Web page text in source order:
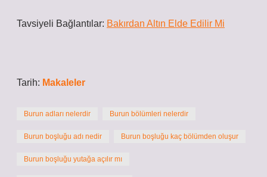
Tavsiyeli Bağlantılar: Bakırdan Altın Elde Edilir Mi
Tarih: Makaleler
Burun adları nelerdir Burun bölümleri nelerdir
Burun boşluğu adı nedir Burun boşluğu kaç bölümden oluşur
Burun boşluğu yutağa açılır mı